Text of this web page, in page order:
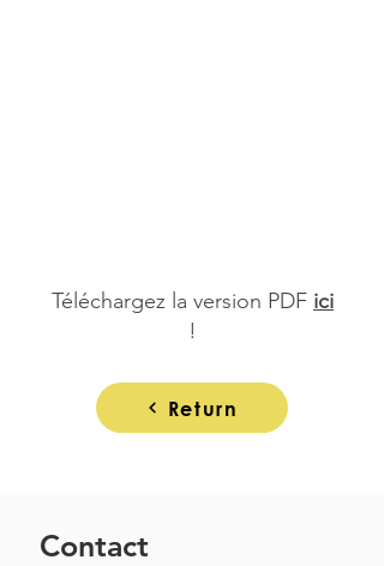
Téléchargez la version PDF ici
!
Return
Contact